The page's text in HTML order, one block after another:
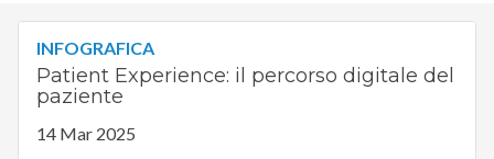
INFOGRAFICA
Patient Experience: il percorso digitale del
paziente
14 Mar 2025